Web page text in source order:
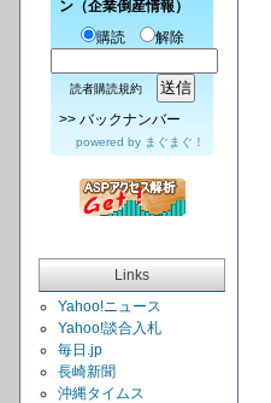
ン（企業倒産情報）
購読
解除
読者購読規約
>> バックナンバー
powered by まぐまぐ！
Links
Yahoo!ニュース
Yahoo!談合入札
毎日.jp
長崎新聞
沖縄タイムス